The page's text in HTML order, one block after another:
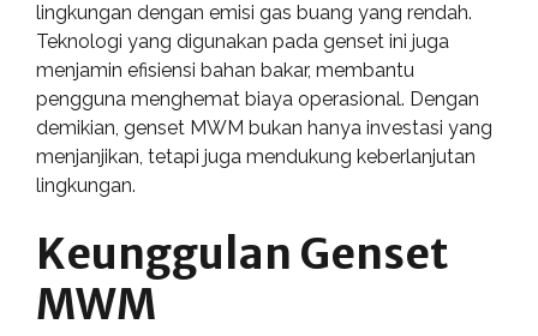
lingkungan dengan emisi gas buang yang rendah.
Teknologi yang digunakan pada genset ini juga
menjamin efisiensi bahan bakar, membantu
pengguna menghemat biaya operasional. Dengan
demikian, genset MWM bukan hanya investasi yang
menjanjikan, tetapi juga mendukung keberlanjutan
lingkungan.
Keunggulan Genset
MWM